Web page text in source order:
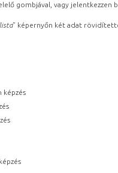
gombjával, vagy
” képernyőn két adat
képzés